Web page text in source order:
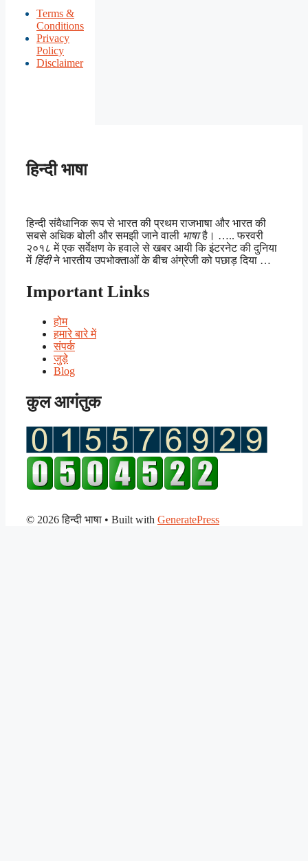
Terms &
Conditions
Privacy
Policy
Disclaimer
हिन्दी भाषा
हिन्दी संवैधानिक रूप से भारत की प्रथम राजभाषा और भारत की
सबसे अधिक बोली और समझी जाने वाली भाषाहै। ….. फरवरी
२०१८ में एक सर्वेक्षण के हवाले से खबर आयी कि इंटरनेट की दुनिया
में हिंदीने भारतीय उपभोक्ताओं के बीच अंग्रेजी को पछाड़ दिया …
Important Links
होम
हमारे बारे में
संपर्क
जुड़े
Blog
कुल आगंतुक
© 2026 हिन्दी भाषा • Built with GeneratePress